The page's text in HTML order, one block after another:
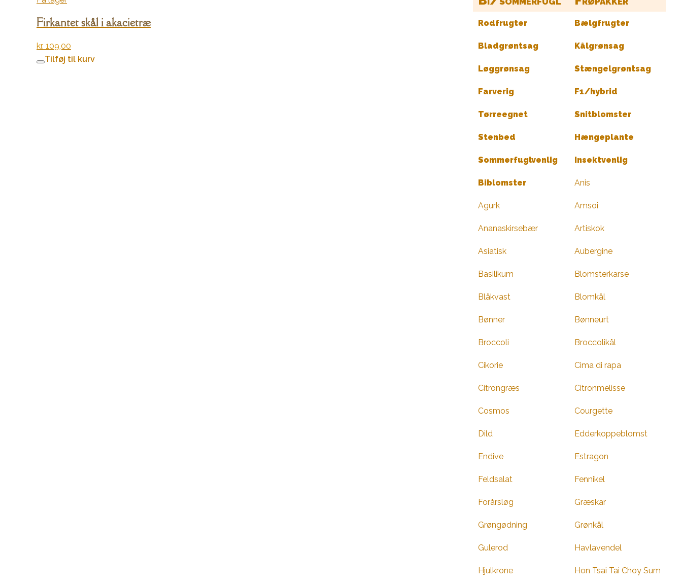
Firkantet skål i akacietræ
kr. 109,00
Tilføj til kurv
Rodfrugter Bælgfrugter
Bladgrøntsag Kålgrønsag
Løggrønsag Stængelgrøntsag
Farverig F1/hybrid
Tørreegnet Snitblomster
Stenbed Hængeplante
Sommerfuglvenlig Insektvenlig
Biblomster Anis
Agurk Amsoi
Ananaskirsebær Artiskok
Asiatisk Aubergine
Basilikum Blomsterkarse
Blåkvast Blomkål
Bønner Bønneurt
Broccoli Broccolikål
Cikorie Cima di rapa
Citrongræs Citronmelisse
Cosmos Courgette
Dild Edderkoppeblomst
Endive Estragon
Feldsalat Fennikel
Forårsløg Græskar
Grøngødning Grønkål
Gulerod Havlavendel
Hjulkrone Hon Tsai Tai Choy Sum